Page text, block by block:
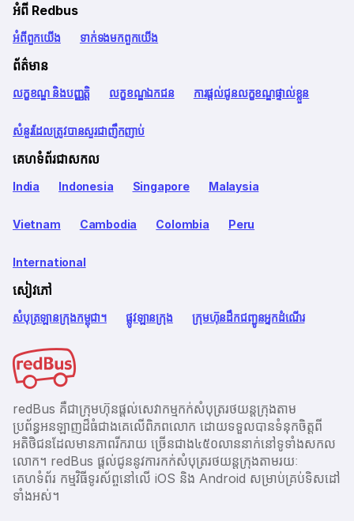
អំពី Redbus
អំពី​ពួក​យើង ទាក់ទង​មក​ពួក​យើង
ព័ត៌មាន
លក្ខខណ្ឌ និងបញ្ញត្តិ លក្ខខណ្ឌឯកជន ការផ្តល់ជូនលក្ខខណ្ឌផ្ទាល់ខ្លួន
សំនួរដែលត្រូវបានសួរជាញឹកញាប់
គេហទំព័រជាសកល
India Indonesia Singapore Malaysia
Vietnam Cambodia Colombia Peru
International
សៀវភៅ
សំបុត្រឡានក្រុងកម្ពុជា។ ផ្លូវឡានក្រុង ក្រុមហ៊ុនដឹកជញ្ជូនអ្នកដំណើរ
redBus គឺជាក្រុមហ៊ុនផ្តល់សេវាកម្មកក់សំបុត្ររថយន្តក្រុងតាម
ប្រព័ន្ធអនឡាញដ៏ធំជាងគេលើពិភពលោក ដោយទទួលបានទំនុកចិត្តពី
អតិថិជនដែលមានភាពរីករាយ ច្រើនជាង​៤៥០លាននាក់នៅទូទាំងសកល
លោក។ redBus ផ្ដល់ជូននូវការកក់សំបុត្ររថយន្តក្រុងតាមរយៈ
គេហទំព័រ កម្មវិធីទូរស័ព្ចនៅលើ iOS និង Android សម្រាប់គ្រប់ទិសដៅ
ទាំងអស់។